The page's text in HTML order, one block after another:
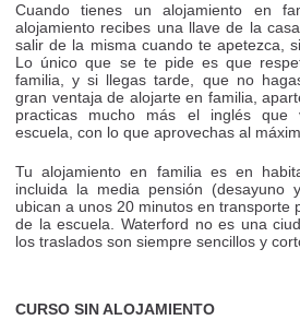
Cuando tienes un alojamiento en
alojamiento recibes una llave de la
salir de la misma cuando te apetezca,
Lo único que se te pide es que
familia, y si llegas tarde, que no
gran ventaja de alojarte en familia,
practicas mucho más el inglés que
escuela, con lo que aprovechas al
Tu alojamiento en familia es en
incluida la media pensión (desayuno
ubican a unos 20 minutos en transporte
de la escuela. Waterford no es una
los traslados son siempre sencillos y
CURSO SIN ALOJAMIENTO